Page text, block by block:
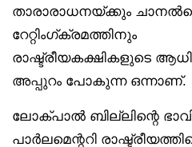
താരാരാധനയ്ക്കും
റേറ്റിംഗ്ക്രമത്തിനും
രാഷ്ട്രീയകക്ഷികളുടെ
അപ്പുറം പോകുന്ന ഒന്നാണ്.
ലോക്പാൽ ബില്ലിന്റെ
പാർലമെന്ററി